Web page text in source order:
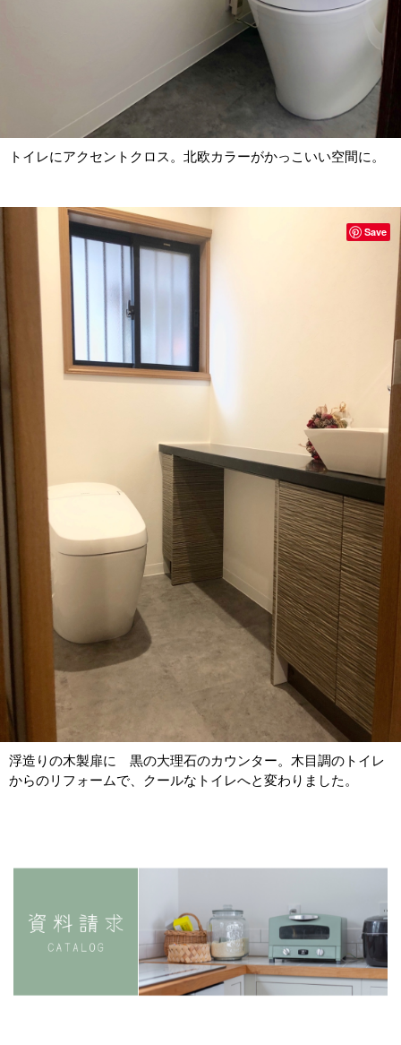
トイレにアクセントクロス。北欧カラーがかっこいい空間に。
浮造りの木製扉に 黒の大理石のカウンター。木目調のトイレ
からのリフォームで、クールなトイレへと変わりました。
Save